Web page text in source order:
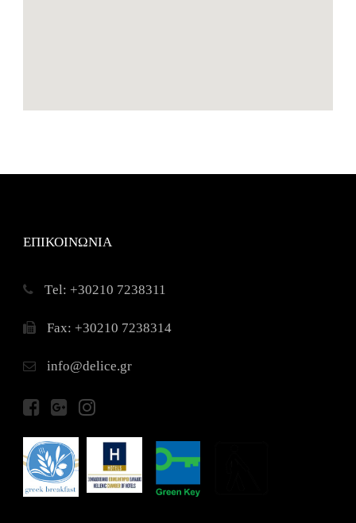
ΕΠΙΚΟΙΝΩΝΙΑ
Τel: +30210 7238311
Fax: +30210 7238314
info@delice.gr